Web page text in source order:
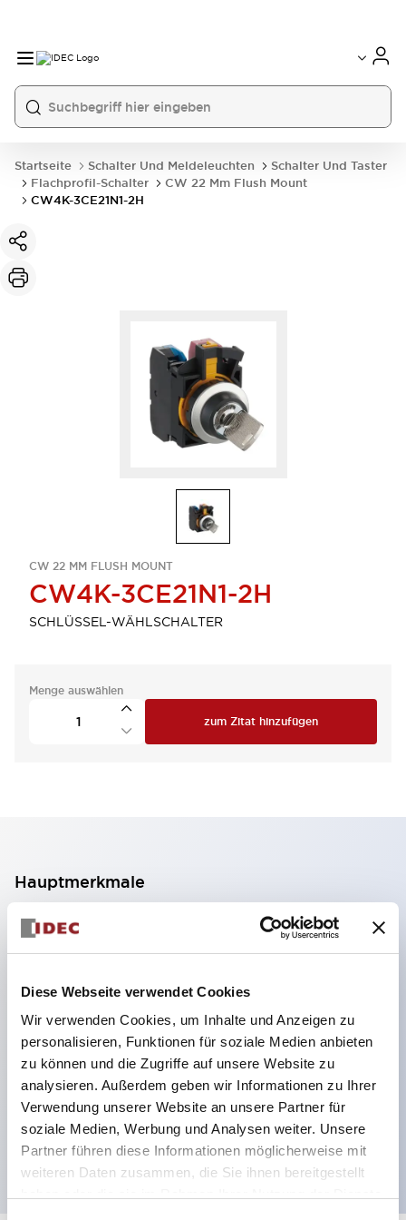
Diese Webseite verwendet Cookies
Wir verwenden Cookies, um Inhalte und Anzeigen zu
personalisieren, Funktionen für soziale Medien anbieten
zu können und die Zugriffe auf unsere Website zu
analysieren. Außerdem geben wir Informationen zu Ihrer
Verwendung unserer Website an unsere Partner für
soziale Medien, Werbung und Analysen weiter. Unsere
Partner führen diese Informationen möglicherweise mit
weiteren Daten zusammen, die Sie ihnen bereitgestellt
Startseite Schalter Und Meldeleuchten
Schalter Und Taster
Flachprofil-Schalter
CW 22 Mm Flush Mount
CW4K-3CE21N1-2H
CW 22 MM FLUSH MOUNT
CW4K-3CE21N1-2H
SCHLÜSSEL-WÄHLSCHALTER
Menge auswählen
zum Zitat hinzufügen
Hauptmerkmale
2-Kontakt-Block mit 2 Stufen, ermöglicht eine 4-
Kontakt-Konfiguration (Gewährleistung der
Isolierung zwischen den 2 Kontakten).
59,9 mm (※ 22-stufiger Kontaktblock).
Platzsparendes Design möglich.
Sicherheitsstruktur der 3. Generation: 2-Aktions-
Freisetzung, integrierter Schutz, IP20-
Fingerschutzstruktur